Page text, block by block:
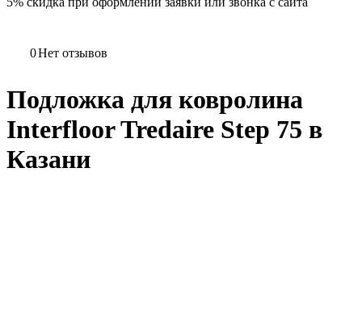
0Нет отзывов
Подложка для ковролина
Interfloor Tredaire Step 75 в
Казани